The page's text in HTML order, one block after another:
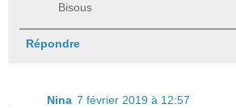
Bisous
Répondre
Nina 7 février 2019 à 12:57